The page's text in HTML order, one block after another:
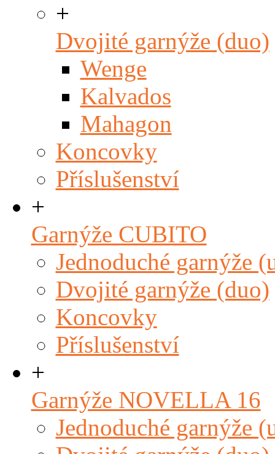
+
Dvojité garnýže (duo)
Wenge
Kalvados
Mahagon
Koncovky
Příslušenství
+
Garnýže CUBITO
Jednoduché garnýže
Dvojité garnýže (duo)
Koncovky
Příslušenství
+
Garnýže NOVELLA 16
Jednoduché garnýže